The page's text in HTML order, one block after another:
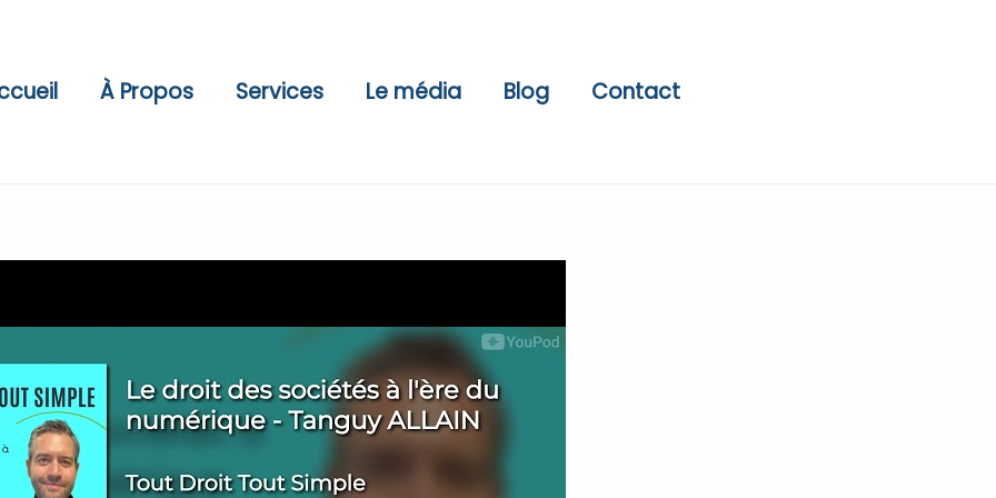
À Propos Services Le média Blog Contact